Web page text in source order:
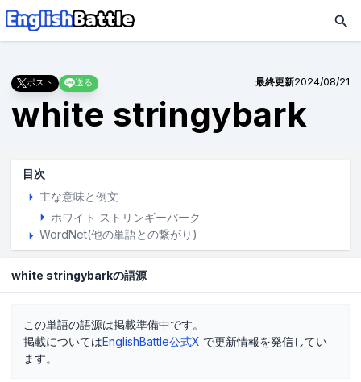
ポスト 送る 最終更新2024/08/21
white stringybark
目次
主な意味と例文
ホワイト ストリンギーバーク
WordNet(他の単語との繋がり)
white stringybarkの語源
この単語の語源は掲載準備中です。
掲載についてはEnglishBattle公式X で更新情報を発信してい
ます。